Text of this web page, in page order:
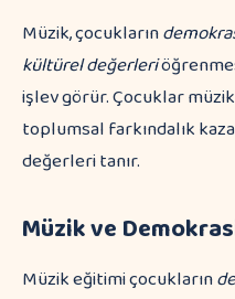
Müzik, çocukların
kültürel değerleri
işlev görür. Çocuklar
toplumsal farkındalık
değerleri tanır.
Müzik ve
Müzik eğitimi çocukların